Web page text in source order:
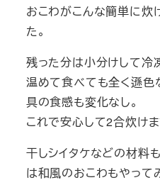
おこわがこんな簡単に炊
た。
残った分は小分けして冷
温めて食べても全く遜色
具の食感も変化なし。
これで安心して2合炊けま
干しシイタケなどの材料
は和風のおこわもやって